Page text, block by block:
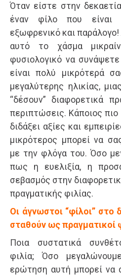
Όταν είστε στην
έναν φίλο που είναι
εξωφρενικό και
αυτό το χάσμα
φυσιολογικό να
είναι πολύ μικρότερά
μεγαλύτερης ηλικίας,
“δέσουν” διαφορετικά
περιπτώσεις. Κάποιος
διδάξει αξίες και
μικρότερος μπορεί να
με την φλόγα του. Όσο
πως η ευελιξία, η
σεβασμός στην
πραγματικής φιλίας.
Οι άγνωστοι “φίλοι” στο
σταθούν ως πραγματικοί
Ποια συστατικά
φιλία; Όσο
ερώτηση αυτή μπορεί να